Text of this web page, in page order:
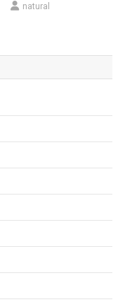
natural